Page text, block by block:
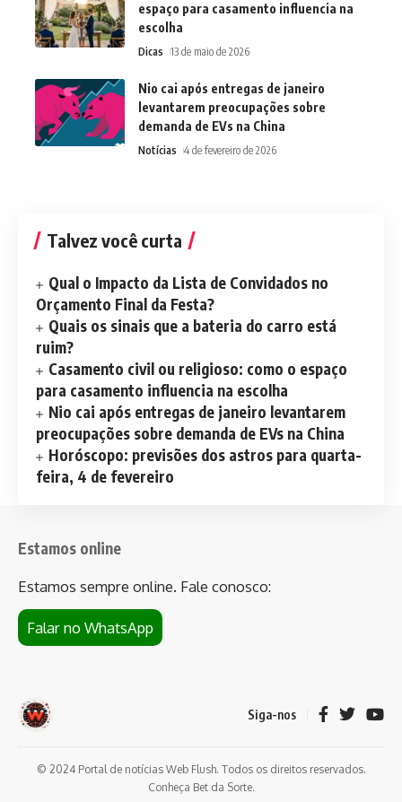
espaço para casamento influencia na
escolha
Dicas 13 de maio de 2026
Nio cai após entregas de janeiro
levantarem preocupações sobre
demanda de EVs na China
Notícias 4 de fevereiro de 2026
Talvez você curta
Qual o Impacto da Lista de Convidados no
Orçamento Final da Festa?
Quais os sinais que a bateria do carro está
ruim?
Casamento civil ou religioso: como o espaço
para casamento influencia na escolha
Nio cai após entregas de janeiro levantarem
preocupações sobre demanda de EVs na China
Horóscopo: previsões dos astros para quarta-
feira, 4 de fevereiro
Estamos online
Estamos sempre online. Fale conosco:
Falar no WhatsApp
Siga-nos
© 2024 Portal de notícias Web Flush. Todos os direitos reservados.
Conheça Bet da Sorte.